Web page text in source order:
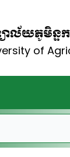
ល័យភូមិន្ទ
of